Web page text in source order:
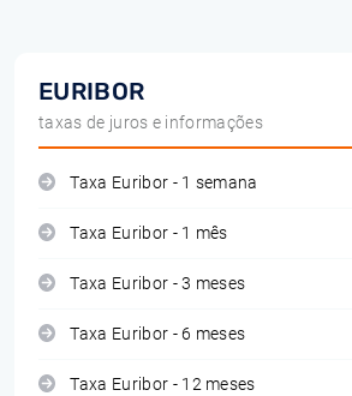
EURIBOR
taxas de juros e informações
Taxa Euribor - 1 semana
Taxa Euribor - 1 mês
Taxa Euribor - 3 meses
Taxa Euribor - 6 meses
Taxa Euribor - 12 meses